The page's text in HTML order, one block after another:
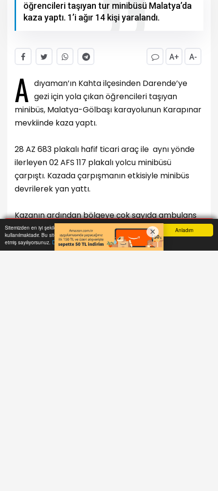
Anladım
Sitemizden en iyi şekilde faydalanabilmeniz için çerezler
kullanılmaktadır. Bu siteye giriş yaparak çerez kullanımını kabul
etmiş sayılıyorsunuz. Daha Fazla Bilgi Al
öğrencileri taşıyan tur minibüsü Malatya’da
kaza yaptı. 1’i ağır 14 kişi yaralandı.
A+ A-
A dıyaman’ın Kahta ilçesinden Darende’ye
gezi için yola çıkan öğrencileri taşıyan
minibüs, Malatya-Gölbaşı karayolunun Karapınar
mevkiinde kaza yaptı.
28 AZ 683 plakalı hafif ticari araç ile aynı yönde
ilerleyen 02 AFS 117 plakalı yolcu minibüsü
çarpıştı. Kazada çarpışmanın etkisiyle minibüs
devrilerek yan yattı.
Kazanın ardından bölgeye çok sayıda ambulans
sevk edilirken, minibüste bulunan 13’ü öğrenci
olmak üzere 14 kişi yaralandı. Yaralılardan birinin
Anasayfa Yazarlar Haber Ara İhbar Hattı Menu